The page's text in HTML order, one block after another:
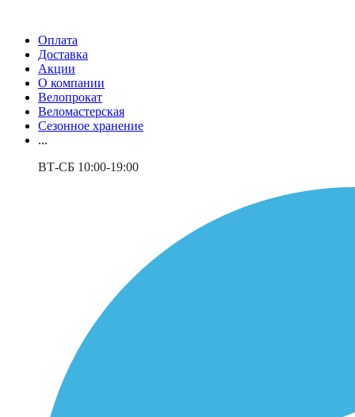
Оплата
Доставка
Акции
О компании
Велопрокат
Веломастерская
Сезонное хранение
...
ВТ-СБ 10:00-19:00